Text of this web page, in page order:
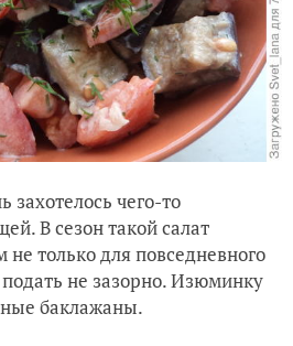
захотелось чего-то
В сезон такой салат
не только для повседневного
подать не зазорно. Изюминку
баклажаны.